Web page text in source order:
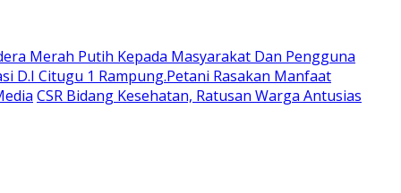
Merah Putih Kepada Masyarakat Dan Pengguna
D.I Citugu 1 Rampung.Petani Rasakan Manfaat
CSR Bidang Kesehatan, Ratusan Warga Antusias